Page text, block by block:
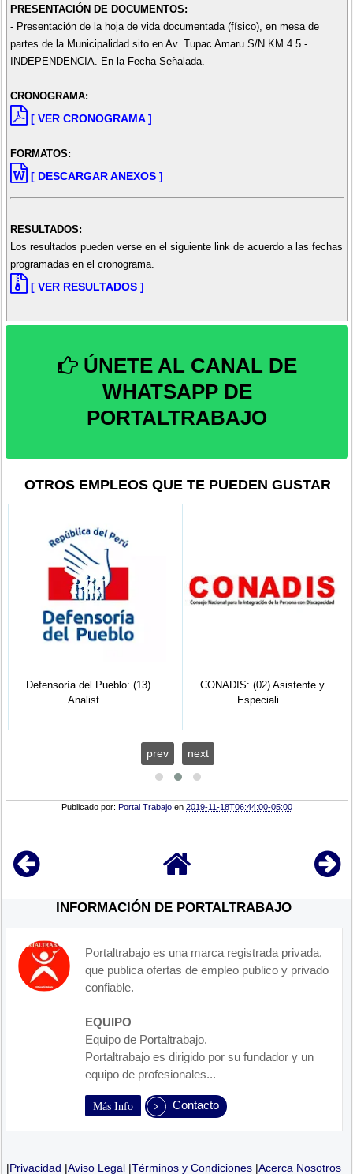
PRESENTACIÓN DE DOCUMENTOS:
- Presentación de la hoja de vida documentada (físico), en mesa de
partes de la Municipalidad sito en Av. Tupac Amaru S/N KM 4.5 -
INDEPENDENCIA. En la Fecha Señalada.
CRONOGRAMA:
[ VER CRONOGRAMA ]
FORMATOS:
[ DESCARGAR ANEXOS ]
RESULTADOS:
Los resultados pueden verse en el siguiente link de acuerdo a las fechas
programadas en el cronograma.
[ VER RESULTADOS ]
ÚNETE AL CANAL DE
WHATSAPP DE
PORTALTRABAJO
OTROS EMPLEOS QUE TE PUEDEN GUSTAR
Defensoría del Pueblo: (13)
Analist...
CONADIS: (02) Asistente y
Especiali...
prev next
Publicado por:Portal Trabajo en2019-11-18T06:44:00-05:00
INFORMACIÓN DE PORTALTRABAJO
Portaltrabajo es una marca registrada privada,
que publica ofertas de empleo publico y privado
confiable.
EQUIPO
Equipo de Portaltrabajo.
Portaltrabajo es dirigido por su fundador y un
equipo de profesionales...
Más Info Contacto
|Privacidad |Aviso Legal |Términos y Condiciones |Acerca Nosotros